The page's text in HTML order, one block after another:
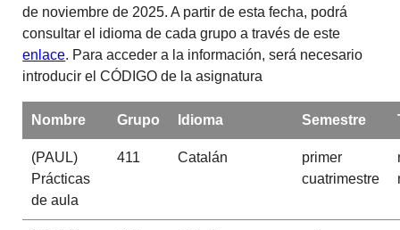
de noviembre de 2025. A partir de esta fecha, podrá
consultar el idioma de cada grupo a través de este
enlace. Para acceder a la información, será necesario
introducir el CÓDIGO de la asignatura
Nombre Grupo Idioma Semestre
(PAUL)
Prácticas
de aula
411 Catalán
primer
cuatrimestre